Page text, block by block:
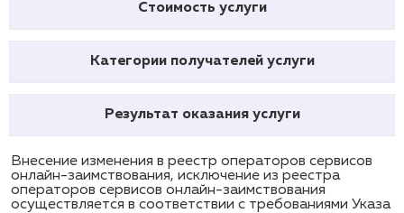
Стоимость услуги
Категории получателей услуги
Результат оказания услуги
Внесение изменения в реестр операторов сервисов
онлайн-заимствования, исключение из реестра
операторов сервисов онлайн-заимствования
осуществляется в соответствии с требованиями Указа